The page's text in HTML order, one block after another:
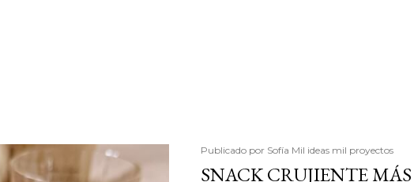
Publicado por Sofía Mil ideas mil proyectos
SNACK CRUJIENTE